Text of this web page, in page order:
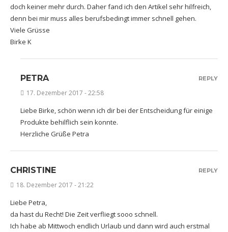
doch keiner mehr durch. Daher fand ich den Artikel sehr hilfreich,
denn bei mir muss alles berufsbedingt immer schnell gehen.
Viele Grüsse
Birke K
PETRA
17. Dezember 2017 - 22:58
Liebe Birke, schön wenn ich dir bei der Entscheidung für einige
Produkte behilflich sein konnte.
Herzliche Grüße Petra
REPLY
CHRISTINE
18. Dezember 2017 - 21:22
Liebe Petra,
da hast du Recht! Die Zeit verfliegt sooo schnell.
Ich habe ab Mittwoch endlich Urlaub und dann wird auch erstmal
REPLY